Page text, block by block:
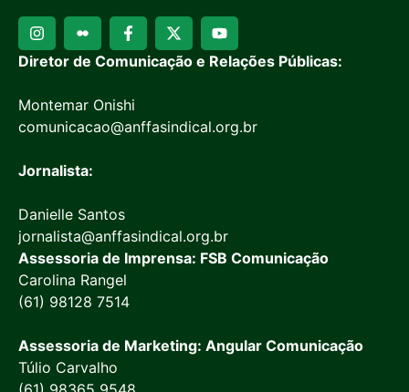
Diretor de Comunicação e Relações Públicas:
Montemar Onishi
comunicacao@anffasindical.org.br
Jornalista:
Danielle Santos
jornalista@anffasindical.org.br
Assessoria de Imprensa: FSB Comunicação
Carolina Rangel
(61) 98128 7514
Assessoria de Marketing: Angular Comunicação
Túlio Carvalho